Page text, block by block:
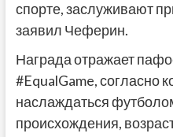
спорте, заслуживают
заявил Чеферин.
Награда отражает
#EqualGame, согласно
наслаждаться
происхождения,